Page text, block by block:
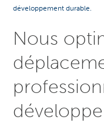
développement durable.
Nous